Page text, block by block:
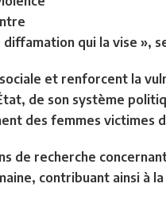
qui la vise »,
et renforcent la
de son système
des femmes victimes
de recherche
contribuant ainsi à